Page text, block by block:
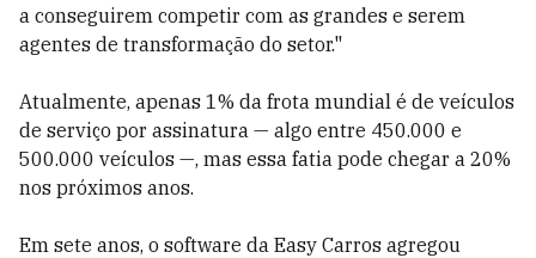
a conseguirem competir com as grandes e serem
agentes de transformação do setor."
Atualmente, apenas 1% da frota mundial é de veículos
de serviço por assinatura — algo entre 450.000 e
500.000 veículos —, mas essa fatia pode chegar a 20%
nos próximos anos.
Em sete anos, o software da Easy Carros agregou